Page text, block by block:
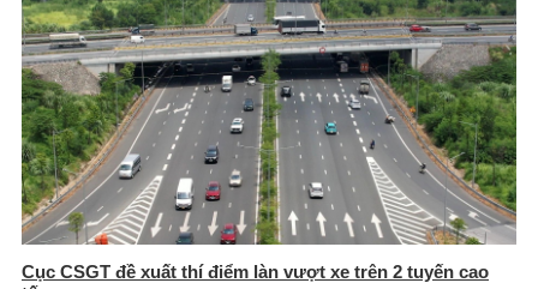
Cục CSGT đề xuất thí điểm làn vượt xe trên 2 tuyến cao